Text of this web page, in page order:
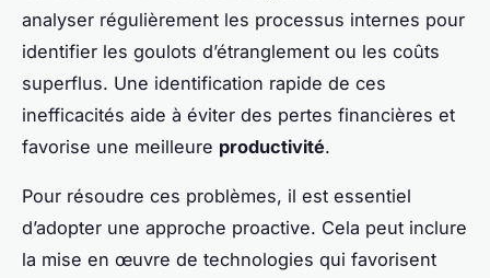
analyser régulièrement les processus internes pour
identifier les goulots d’étranglement ou les coûts
superflus. Une identification rapide de ces
inefficacités aide à éviter des pertes financières et
favorise une meilleure productivité.
Pour résoudre ces problèmes, il est essentiel
d’adopter une approche proactive. Cela peut inclure
la mise en œuvre de technologies qui favorisent